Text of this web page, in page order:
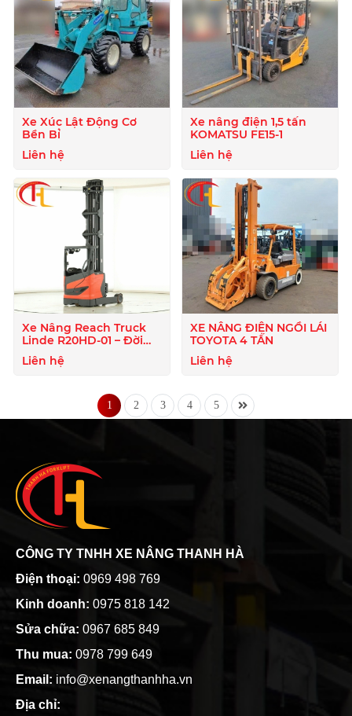
Xe Xúc Lật Động Cơ
Bền Bỉ
Liên hệ
Xe nâng điện 1,5 tấn
KOMATSU FE15-1
Liên hệ
Xe Nâng Reach Truck
Linde R20HD-01 – Đời
2021, Công Nghệ Đỉnh
Cao
Liên hệ
XE NÂNG ĐIỆN NGỒI LÁI
TOYOTA 4 TẤN
Liên hệ
1 2 3 4 5
CÔNG TY TNHH XE NÂNG THANH HÀ
Điện thoại: 0969 498 769
Kinh doanh: 0975 818 142
Sửa chữa: 0967 685 849
Thu mua: 0978 799 649
Email: info@xenangthanhha.vn
Địa chỉ: